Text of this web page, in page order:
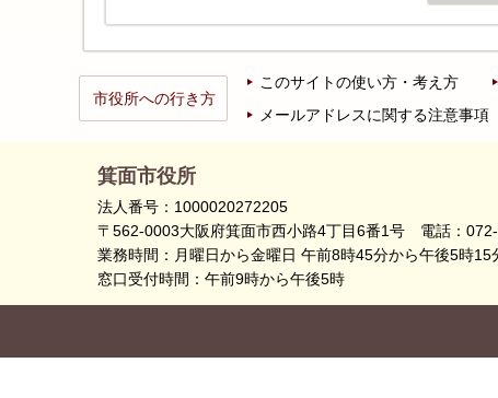
市役所への行き方
このサイトの使い方・考え方
メールアドレスに関する注意事項
箕面市役所
法人番号：1000020272205
〒562-0003大阪府箕面市西小路4丁目6番1号 電話：
業務時間：月曜日から金曜日 午前8時45分から午後5時15
窓口受付時間：午前9時から午後5時